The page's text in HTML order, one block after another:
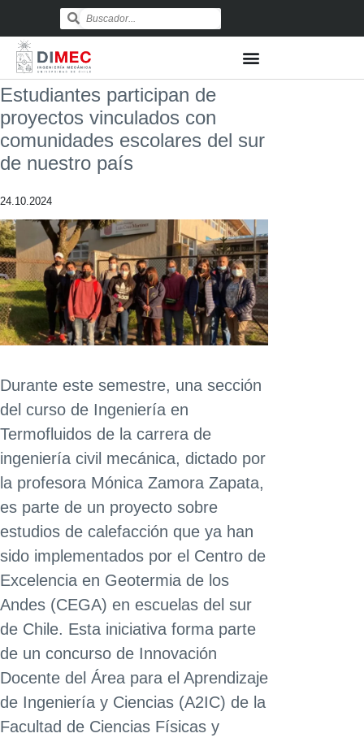
Estudiantes participan de
proyectos vinculados con
comunidades escolares del sur
de nuestro país
24.10.2024
Durante este semestre, una sección
del curso de Ingeniería en
Termofluidos de la carrera de
ingeniería civil mecánica, dictado por
la profesora Mónica Zamora Zapata,
es parte de un proyecto sobre
estudios de calefacción que ya han
sido implementados por el Centro de
Excelencia en Geotermia de los
Andes (CEGA) en escuelas del sur
de Chile. Esta iniciativa forma parte
de un concurso de Innovación
Docente del Área para el Aprendizaje
de Ingeniería y Ciencias (A2IC) de la
Facultad de Ciencias Físicas y